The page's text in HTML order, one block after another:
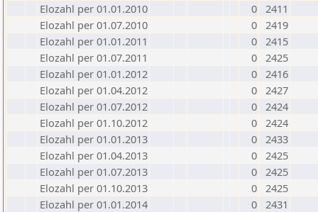
Elozahl per 01.01.2010
0 2411
Elozahl per 01.07.2010
0 2419
Elozahl per 01.01.2011
0 2415
Elozahl per 01.07.2011
0 2425
Elozahl per 01.01.2012
0 2416
Elozahl per 01.04.2012
0 2427
Elozahl per 01.07.2012
0 2424
Elozahl per 01.10.2012
0 2424
Elozahl per 01.01.2013
0 2433
Elozahl per 01.04.2013
0 2425
Elozahl per 01.07.2013
0 2425
Elozahl per 01.10.2013
0 2425
Elozahl per 01.01.2014
0 2431